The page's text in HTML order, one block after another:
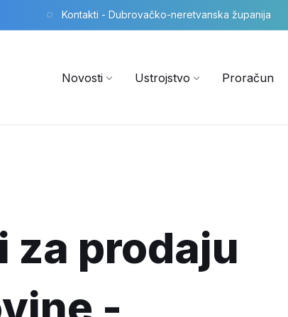
Kontakti - Dubrovačko-neretvanska županija
Novosti Ustrojstvo Proračun
za prodaju